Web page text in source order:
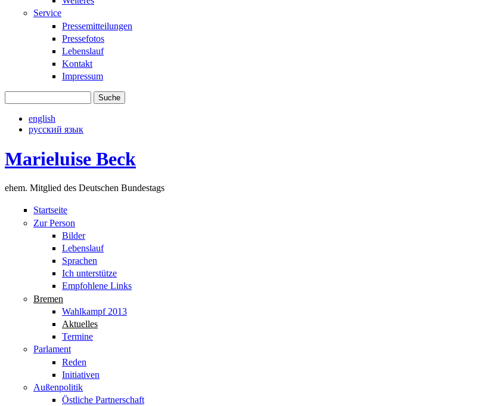
Service
Pressemitteilungen
Pressefotos
Lebenslauf
Kontakt
Impressum
english
русский язык
Marieluise Beck
ehem. Mitglied des Deutschen Bundestags
Startseite
Zur Person
Bilder
Lebenslauf
Sprachen
Ich unterstütze
Empfohlene Links
Bremen
Wahlkampf 2013
Aktuelles
Termine
Parlament
Reden
Initiativen
Außenpolitik
Östliche Partnerschaft